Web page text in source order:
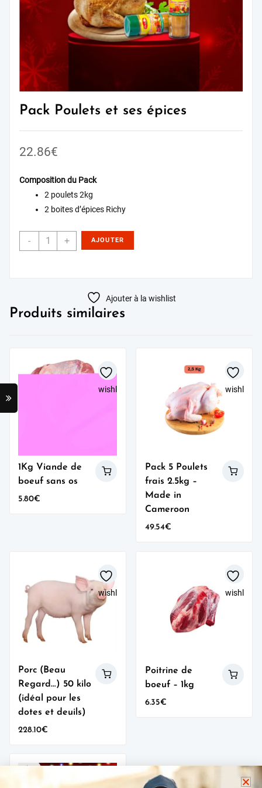
Pack Poulets et ses épices
22.86€
Composition du Pack
2 poulets 2kg
2 boites d’épices Richy
- + AJOUTER
Ajouter à la wishlist
Produits similaires
wishlist
1Kg Viande de
boeuf sans os
5.80€
wishlist
Pack 5 Poulets
frais 2.5kg –
Made in
Cameroon
49.54€
wishlist
Porc (Beau
Regard…) 50 kilo
(idéal pour les
dotes et deuils)
228.10€
wishlist
Poitrine de
boeuf – 1kg
6.35€